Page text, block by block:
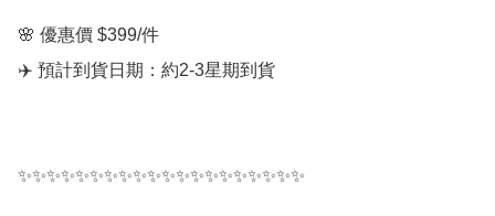
🌸 優惠價 $399/件
✈️ 預計到貨日期：約2-3星期到貨
✨✨✨✨✨✨✨✨✨✨✨✨✨✨✨✨✨✨✨✨